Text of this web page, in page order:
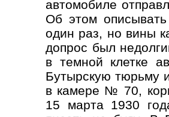
автомобиле
Об этом
один раз, но вины
допрос был
в темной клетке
Бутырскую тюрьму
в камере № 70,
15 марта 1930